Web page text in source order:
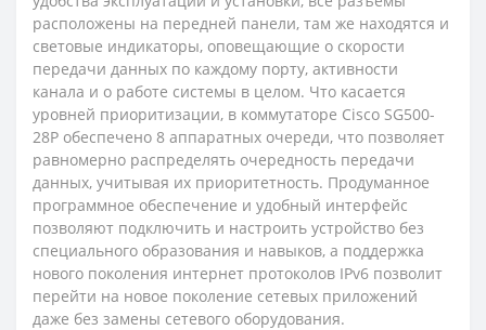
расположены на передней панели, там же находятся и
световые индикаторы, оповещающие о скорости
передачи данных по каждому порту, активности
канала и о работе системы в целом. Что касается
уровней приоритизации, в коммутаторе Cisco SG500-
28P обеспечено 8 аппаратных очереди, что позволяет
равномерно распределять очередность передачи
данных, учитывая их приоритетность. Продуманное
программное обеспечение и удобный интерфейс
позволяют подключить и настроить устройство без
специального образования и навыков, а поддержка
нового поколения интернет протоколов IPv6 позволит
перейти на новое поколение сетевых приложений
даже без замены сетевого оборудования.